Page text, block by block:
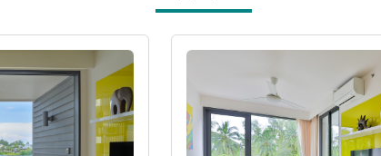
راجع التفاصيل